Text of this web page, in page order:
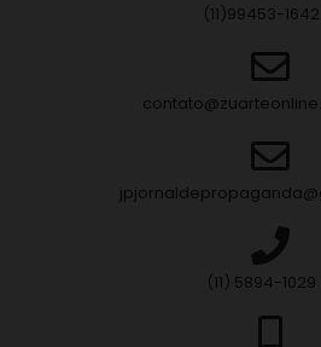
(11)99453-
(11) 5894-